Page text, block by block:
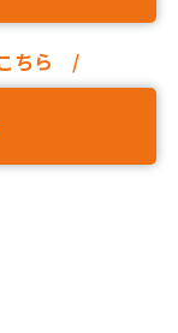
ちら /